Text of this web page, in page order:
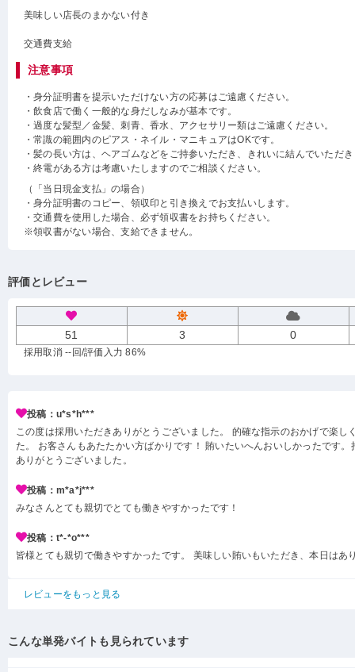
美味しい店長のまかない付き
交通費支給
注意事項
・身分証明書を提示いただけない方の応募はご遠慮ください。
・飲食店で働く一般的な身だしなみが基本です。
・過度な髪型／金髪、刺青、香水、アクセサリー類はご遠慮ください。
・常識の範囲内のピアス・ネイル・マニキュアはOKです。
・髪の長い方は、ヘアゴムなどをご持参いただき、きれいに結んでいただ
・終電がある方は考慮いたしますのでご相談ください。
（「当日現金支払」の場合）
・身分証明書のコピー、領収印と引き換えでお支払いします。
・交通費を使用した場合、必ず領収書をお持ちください。
※領収書がない場合、支給できません。
評価とレビュー
51 3 0
採用取消 --回/評価入力 86%
投稿：u*s*h***
この度は採用いただきありがとうございました。 的確な指示のおかげで楽し
た。 お客さんもあたたかい方ばかりです！ 賄いたいへんおいしかったです。
ありがとうございました。
投稿：m*a*j***
みなさんとても親切でとても働きやすかったです！
投稿：t*-*o***
皆様とても親切で働きやすかったです。 美味しい賄いもいただき、本日はあ
レビューをもっと見る
こんな単発バイトも見られています